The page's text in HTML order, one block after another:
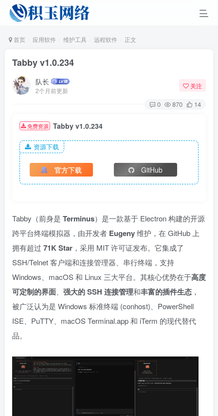
首页 应用软件 维护工具 远程软件 正文
Tabby v1.0.234
队长
2个月前更新
关注
0 870 14
免费资源 Tabby v1.0.234
资源下载
官方下载 GitHub
Tabby（前身是 Terminus）是一款基于 Electron 构建的开源
跨平台终端模拟器，由开发者 Eugeny维护，在 GitHub 上
拥有超过 71K Star ，采用 MIT 许可证发布。它集成了
SSH/Telnet 客户端和连接管理器、串行终端，支持
Windows、macOS 和 Linux 三大平台。其核心优势在于高度
可定制的界面、 强大的 SSH 连接管理和丰富的插件生态 ，
被广泛认为是 Windows 标准终端 (conhost)、PowerShell
ISE、PuTTY、macOS Terminal.app 和 iTerm 的现代替代
品。